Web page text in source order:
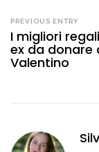
PREVIOUS ENTRY
I migliori
ex da donare
Valentino